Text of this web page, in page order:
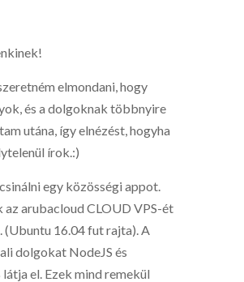
elmondani, hogy
és a dolgoknak többnyire
utána, így elnézést, hogyha
írok.:)
egy közösségi appot.
az arubacloud CLOUD VPS-ét
(Ubuntu 16.04 fut rajta). A
dolgokat NodeJS és
el. Ezek mind remekül